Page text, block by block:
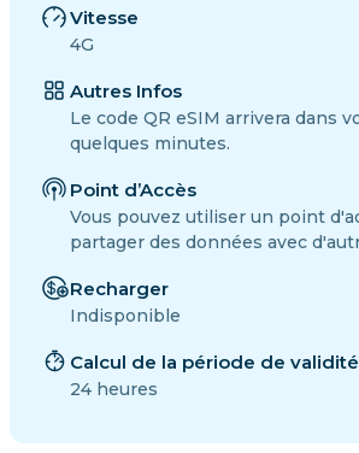
Vitesse
4G
Autres Infos
Le code QR eSIM arrivera dans
quelques minutes.
Point d’Accès
Vous pouvez utiliser un point
partager des données avec
Recharger
Indisponible
Calcul de la période de validité
24 heures